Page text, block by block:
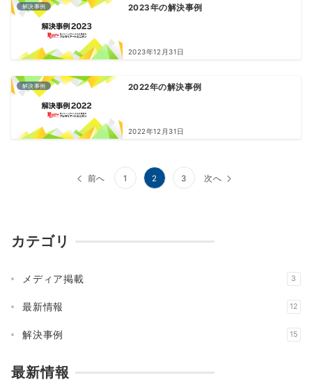
解決事例 2023年の解決事例
2023年12月31日
解決事例 2022年の解決事例
2022年12月31日
前へ 1 2 3 次へ
カテゴリ
メディア掲載 3
最新情報 12
解決事例 15
最新情報